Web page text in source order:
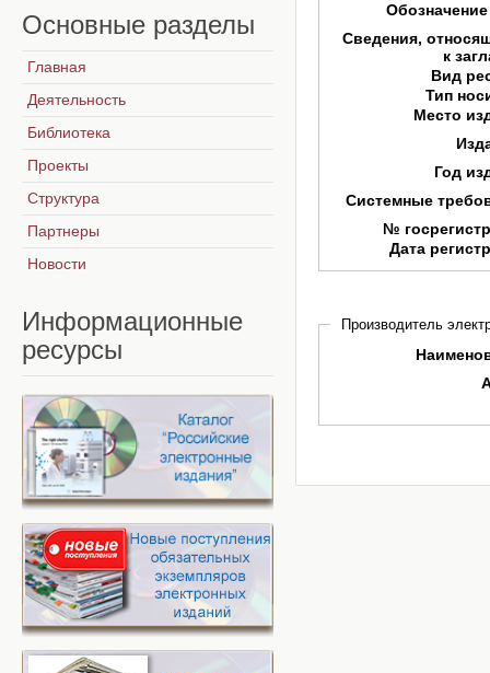
Сведения,
к
Вид
Тип
Место
Год
Системные
№
Дата
Производитель
Основные разделы
Главная
Деятельность
Библиотека
Проекты
Структура
Партнеры
Новости
Информационные
ресурсы